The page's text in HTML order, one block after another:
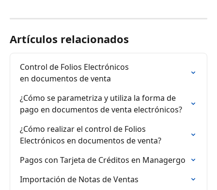
Artículos relacionados
Control de Folios Electrónicos
en documentos de venta
¿Cómo se parametriza y utiliza la forma de
pago en documentos de venta electrónicos?
¿Cómo realizar el control de Folios
Electrónicos en documentos de venta?
Pagos con Tarjeta de Créditos en Managergo
Importación de Notas de Ventas